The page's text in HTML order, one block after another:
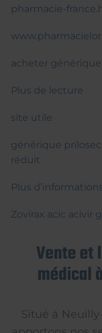
pharmacie-
acheter
Plus de lecture
site utile
générique
réduit
Plus
Zovirax acic acivir
Vente et
médical
Situé à